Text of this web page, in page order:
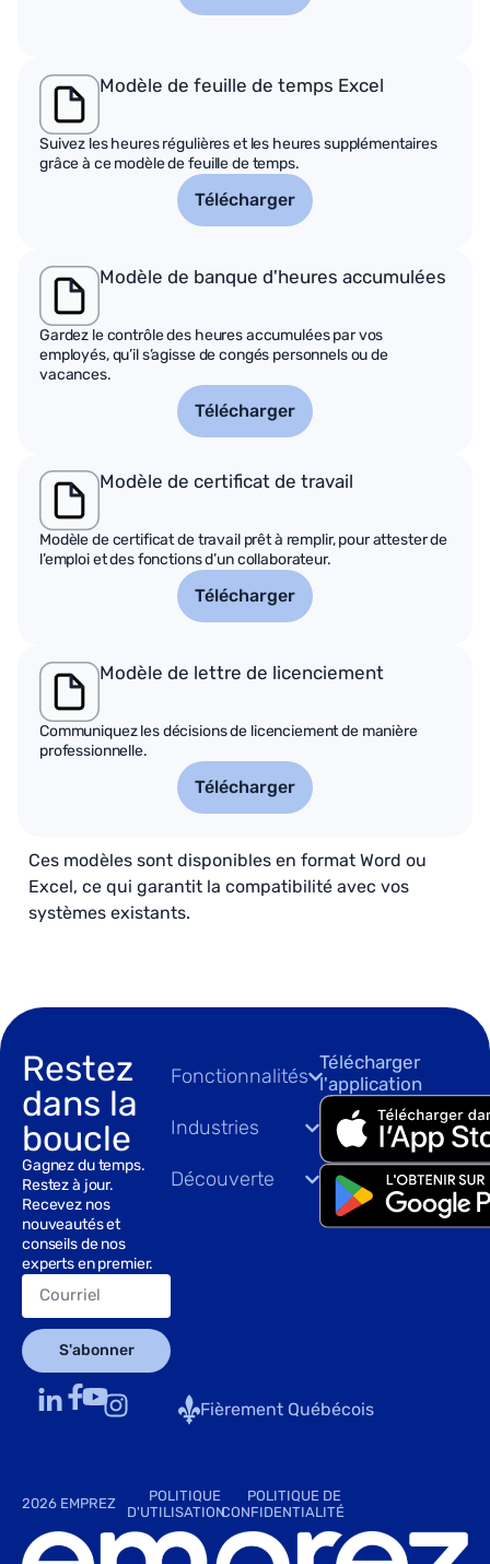
Modèle de feuille de temps Excel
Suivez les heures régulières et les heures supplémentaires
grâce à ce modèle de feuille de temps.
Télécharger
Modèle de banque d'heures accumulées
Gardez le contrôle des heures accumulées par vos
employés, qu’il s’agisse de congés personnels ou de
vacances.
Télécharger
Modèle de certificat de travail
Modèle de certificat de travail prêt à remplir, pour attester de
l’emploi et des fonctions d’un collaborateur.
Télécharger
Modèle de lettre de licenciement
Communiquez les décisions de licenciement de manière
professionnelle.
Télécharger
Ces modèles sont disponibles en format Word ou
Excel, ce qui garantit la compatibilité avec vos
systèmes existants.
Restez
dans la
boucle
Gagnez du temps.
Restez à jour.
Recevez nos
nouveautés et
conseils de nos
experts en premier.
S'abonner
Fonctionnalités
Industries
Découverte
Télécharger
l'application
Fièrement Québécois
2026 EMPREZ
POLITIQUE
D'UTILISATION
POLITIQUE DE
CONFIDENTIALITÉ